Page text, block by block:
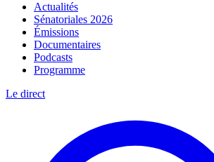
Actualités
Sénatoriales 2026
Émissions
Documentaires
Podcasts
Programme
Le direct